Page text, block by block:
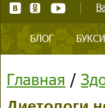
БЛОГ
Главная /